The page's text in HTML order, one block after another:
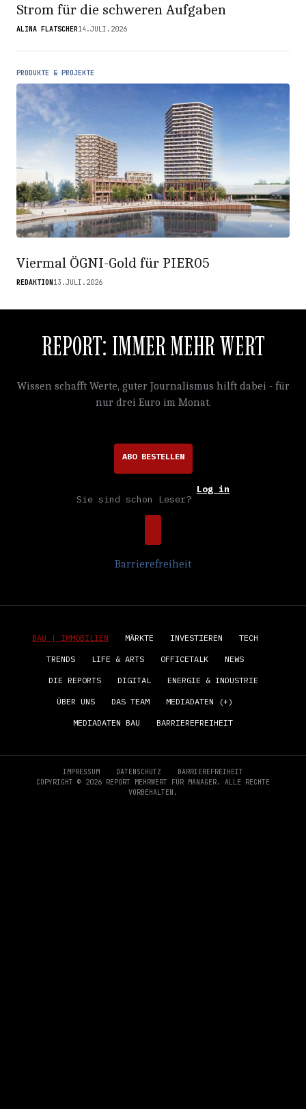
Strom für die schweren Aufgaben
ALINA FLATSCHER14.JULI.2026
PRODUKTE & PROJEKTE
Viermal ÖGNI-Gold für PIER05
REDAKTION 13.JULI.2026
REPORT: IMMER MEHR WERT
Wissen schafft Werte, guter Journalismus hilft dabei - für
nur drei Euro im Monat.
ABO BESTELLEN
Sie sind schon Leser?
Log in
Barrierefreiheit
BAU | IMMOBILIEN MÄRKTE INVESTIEREN TECH
TRENDS LIFE & ARTS OFFICETALK NEWS
DIE REPORTS DIGITAL ENERGIE & INDUSTRIE
ÜBER UNS DAS TEAM MEDIADATEN (+)
MEDIADATEN BAU BARRIEREFREIHEIT
IMPRESSUM DATENSCHUTZ
BARRIEREFREIHEIT
COPYRIGHT © 2026 REPORT MEHRWERT FÜR MANAGER. ALLE RECHTE
VORBEHALTEN.